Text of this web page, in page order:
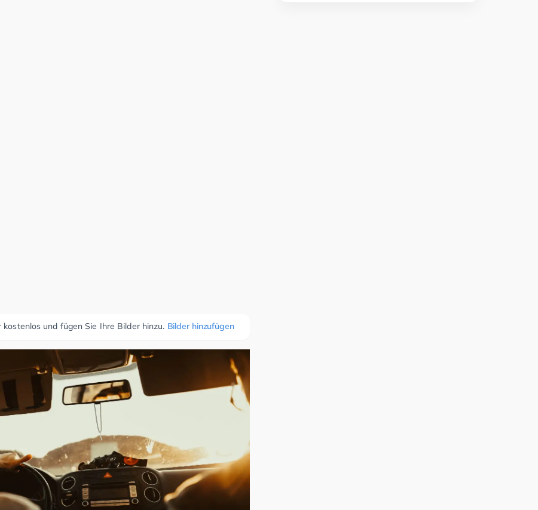
und fügen Sie Ihre Bilder hinzu. Bilder hinzufügen